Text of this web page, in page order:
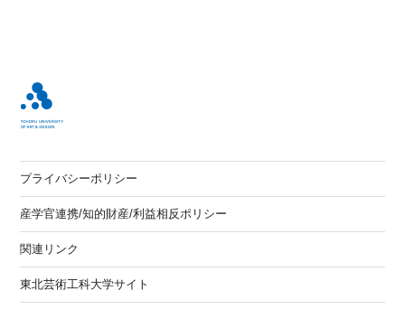
プライバシーポリシー
産学官連携/知的財産/利益相反ポリシー
関連リンク
東北芸術工科大学サイト